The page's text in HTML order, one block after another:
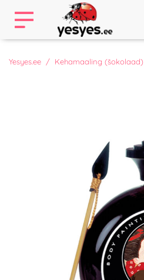
Yesyes.ee Kehamaaling (šokolaad)